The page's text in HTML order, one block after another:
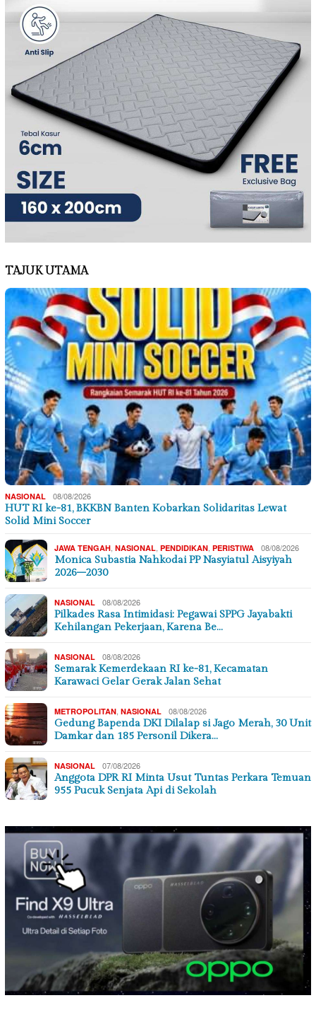
TAJUK UTAMA
NASIONAL 08/08/2026
HUT RI ke-81, BKKBN Banten Kobarkan Solidaritas Lewat
Solid Mini Soccer
JAWA TENGAH NASIONAL PENDIDIKAN PERISTIWA 08/08/2026
Monica Subastia Nahkodai PP Nasyiatul Aisyiyah
2026–2030
NASIONAL 08/08/2026
Pilkades Rasa Intimidasi: Pegawai SPPG Jayabakti
Kehilangan Pekerjaan, Karena Be…
NASIONAL 08/08/2026
Semarak Kemerdekaan RI ke-81, Kecamatan
Karawaci Gelar Gerak Jalan Sehat
METROPOLITAN NASIONAL 08/08/2026
Gedung Bapenda DKI Dilalap si Jago Merah, 30 Unit
Damkar dan 185 Personil Dikera…
NASIONAL 07/08/2026
Anggota DPR RI Minta Usut Tuntas Perkara Temuan
955 Pucuk Senjata Api di Sekolah